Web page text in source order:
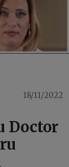
18/11/2022
Doctor